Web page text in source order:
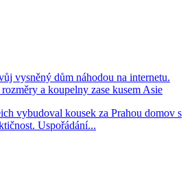
vysněný dům náhodou na internetu.
a koupelny zase kusem Asie
vybudoval kousek za Prahou domov s
Uspořádání...